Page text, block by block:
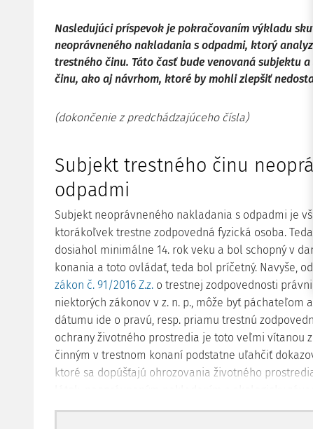
Nasledujúci príspevok je pokračovaním výkladu
neoprávneného nakladania s odpadmi, ktorý
trestného činu. Táto časť bude venovaná subjektu
činu, ako aj návrhom, ktoré by mohli zlepšiť
(dokončenie z predchádzajúceho čísla)
Subjekt trestného činu
odpadmi
Subjekt neoprávneného nakladania s odpadmi je
ktorákoľvek trestne zodpovedná fyzická osoba.
dosiahol minimálne 14. rok veku a bol schopný v
konania a toto ovládať, teda bol príčetný. Navyše,
zákon č. 91/2016 Z.z. o trestnej zodpovednosti
niektorých zákonov v z. n. p., môže byť páchateľom
dátumu ide o pravú, resp. priamu trestnú
ochrany životného prostredia je toto veľmi vítanou
činným v trestnom konaní podstatne uľahčiť
ktoré sa dopúšťajú ohrozovania životného
zneškodnenie je ekonomicky náročné, bolo
konkrétnej fyzickej osobe. Niekoľko rokov dozadu